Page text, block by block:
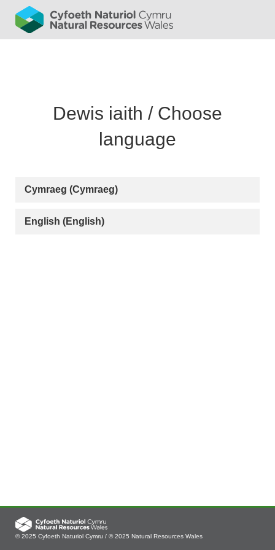
Cymraeg (Cymraeg)
English (English)
© 2025 Cyfoeth Naturiol Cymru / © 2025 Natural Resources Wales